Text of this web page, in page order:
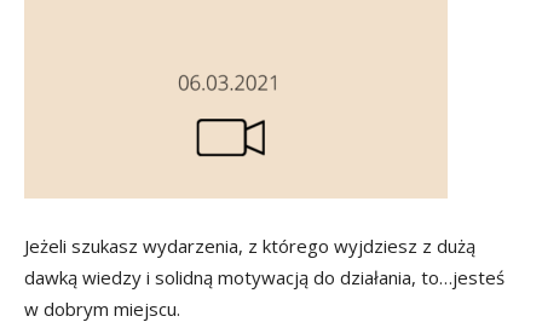
Jeżeli szukasz wydarzenia, z którego wyjdziesz z dużą
dawką wiedzy i solidną motywacją do działania, to…jesteś
w dobrym miejscu.